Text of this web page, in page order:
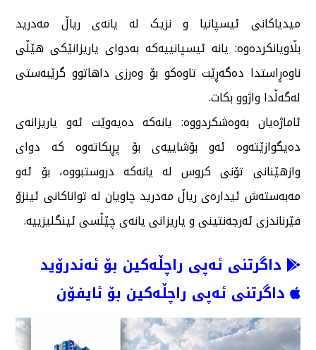
میدیاکانی ئیسپانیا و نزیک لە یانەی ریاڵ مەدرید
بڵاویانکردەوە: یانە ئیسپانییەکە بەدوای یاریزانێکی هێڵی
ناوەڕاستدا دەگەڕێت تاوەکو بۆ وەرزی داهاتوو گرێبەستی
لەگەڵدا واژوو بکات.
ئاماژەیان بەوەشکردووە: یانەکە دەیەوێت ئەو یاریزانەی
دەیگوازێتەوە ئەو بۆشاییەی بۆ پڕبکاتەوە کە دوای
وازهێنانی تۆنی کروس لە یانەکە دروستبووە، بۆ ئەو
مەبەستەش ئیدارەی ریاڵ مەدرید چاویان لە تواناکانی ئینزۆ
فێرناندزی ئەرجەنتینی و یاریزانی یانەی چێڵسی ئینگلیزییە.
داگرتنی ئەپی راچڵەکین بۆ ئەندرۆید
داگرتنی ئەپی راچڵەکین بۆ ئایفۆن